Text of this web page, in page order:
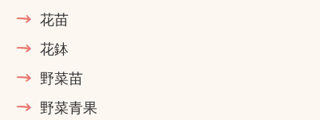
花苗
花鉢
野菜苗
野菜青果